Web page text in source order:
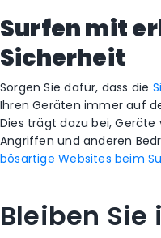
Surfen mit
Sicherheit
Sorgen Sie dafür, dass die
Ihren Geräten immer auf
Dies trägt dazu bei, Geräte
Angriffen und anderen
bösartige Websites beim
Bleiben